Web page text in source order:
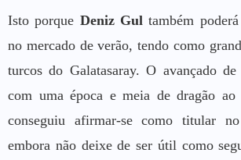
Isto porque Deniz Gul também
no mercado de verão, tendo como
turcos do Galatasaray. O avançado
com uma época e meia de dragão ao
conseguiu afirmar-se como titular
embora não deixe de ser útil como